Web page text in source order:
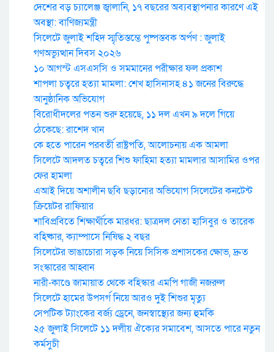
দেশের বড় চ্যালেঞ্জ জ্বালানি, ১৭ বছরের অব্যবস্থাপনার কারণে এই
অবস্থা: বাণিজ্যমন্ত্রী
সিলেটে জুলাই শহিদ স্মৃতিস্তম্ভে পুষ্পস্তবক অর্পণ : জুলাই
গণঅভ্যুত্থান দিবস ২০২৬
১০ আগস্ট এসএসসি ও সমমানের পরীক্ষার ফল প্রকাশ
শাপলা চত্বরে হত্যা মামলা: শেখ হাসিনাসহ ৪১ জনের বিরুদ্ধে
আনুষ্ঠানিক অভিযোগ
বিরোধীদলের পতন শুরু হয়েছে, ১১ দল এখন ৯ দলে গিয়ে
ঠেকেছে: রাশেদ খান
কে হতে পারেন পরবর্তী রাষ্ট্রপতি, আলোচনায় এক আমলা
সিলেটে আদলত চত্বরে শিশু ফাহিমা হত্যা মামলার আসামির ওপর
ফের হামলা
এআই দিয়ে অশালীন ছবি ছড়ানোর অভিযোগ সিলেটের কনটেন্ট
ক্রিয়েটর রাফিয়ার
শাবিপ্রবিতে শিক্ষার্থীকে মারধর: ছাত্রদল নেতা হাসিবুর ও তারেক
বহিষ্কার, ক্যাম্পাসে নিষিদ্ধ ২ বছর
সিলেটের ভাঙাচোরা সড়ক নিয়ে সিসিক প্রশাসকের ক্ষোভ, দ্রুত
সংস্কারের আহ্বান
নারী-কাণ্ডে জামায়াত থেকে বহিস্কার এমপি গাজী নজরুল
সিলেটে হামের উপসর্গ নিয়ে আরও দুই শিশুর মৃত্যু
সেপটিক ট্যাংকের বর্জ্য ড্রেনে, জনস্বাস্থ্যের জন্য হুমকি
২৫ জুলাই সিলেটে ১১ দলীয় ঐক্যের সমাবেশ, আসতে পারে নতুন
কর্মসুচী